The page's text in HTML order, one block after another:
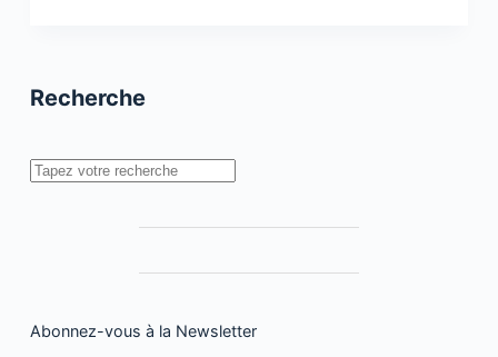
Recherche
Rechercher
Abonnez-vous à la Newsletter